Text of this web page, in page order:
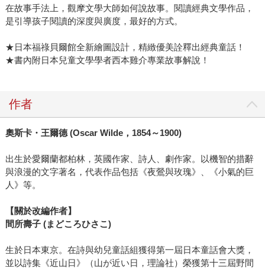
在故事手法上，觀摩文學大師如何說故事。閱讀經典文學作品，
是引導孩子閱讀的深度與廣度，最好的方式。
★日本福祿貝爾館全新繪圖設計，精緻優美詮釋出經典童話！
★書內附日本兒童文學學者西本雞介專業故事解說！
作者
奧斯卡・王爾德 (Oscar Wilde，1854～1900)
出生於愛爾蘭都柏林，英國作家、詩人、劇作家。以機智的措辭
與浪漫的文字著名，代表作品包括《夜鶯與玫瑰》、《小氣的巨
人》等。
【關於改編作者】
間所壽子 (まどころひさこ)
生於日本東京。在詩與幼兒童話組獲得第一屆日本童話會大獎，
並以詩集《近山日》（山が近い日，理論社）榮獲第十三屆野間